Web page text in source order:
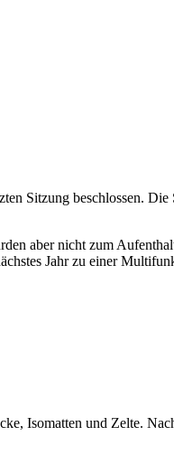
Sitzung beschlossen.
aber nicht zum
Jahr zu einer
Isomatten und Zelte.